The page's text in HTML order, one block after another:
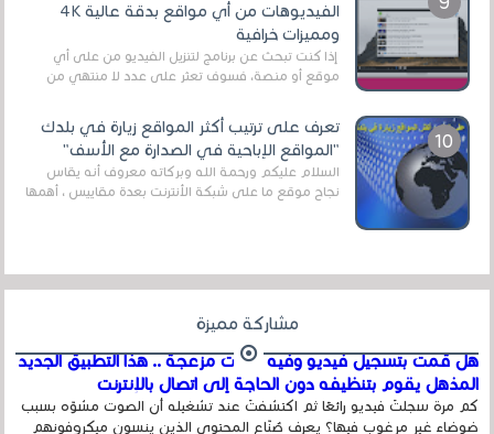
الفيديوهات من أي مواقع بدقة عالية 4K
ومميزات خرافية
إذا كنت تبحث عن برنامج لتنزيل الفيديو من على أي
موقع أو منصة، فسوف تعثر على عدد لا منتهي من
تعرف على ترتيب أكثر المواقع زيارة في بلدك
"المواقع الإباحية في الصدارة مع الأسف"
السلام عليكم ورحمة الله وبركاته معروف أنه يقاس
نجاح موقع ما على شبكة الأنترنت بعدة مقاييس ، أهمها
مشاركة مميزة
هل قمت بتسجيل فيديو وفيه أصوت مزعجة .. هذا التطبيق الجديد
المذهل يقوم بتنظيفه دون الحاجة إلى اتصال بالإنترنت
كم مرة سجلتَ فيديو رائعًا ثم اكتشفتَ عند تشغيله أن الصوت مشوّه بسبب
ضوضاء غير مرغوب فيها؟ يعرف صُنّاع المحتوى الذين ينسون ميكروفونهم